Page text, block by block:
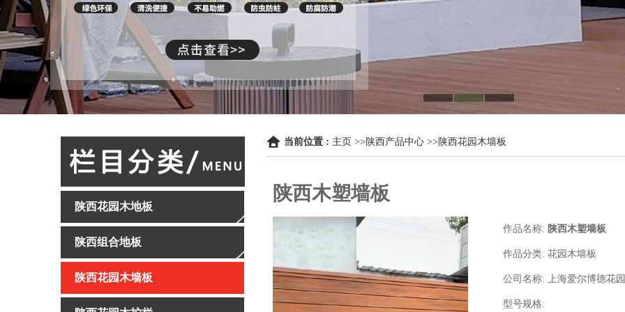
陕西花园木地板
陕西组合地板
陕西花园木墙板
当前位置 : 主页 >> 陕西产品中心 >> 陕西花园木墙板
陕西木塑墙板
作品名称: 陕西木塑墙板
作品分类: 花园木墙板
公司名称: 上海爱尔博德花
型号规格: